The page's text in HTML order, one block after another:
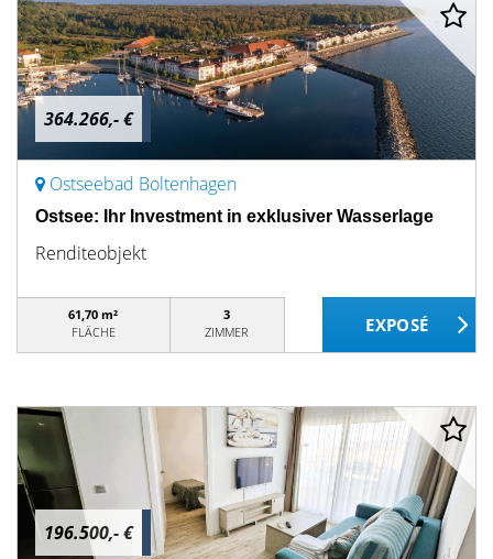
364.266,- €
Ostseebad Boltenhagen
Ostsee: Ihr Investment in exklusiver Wasserlage
Renditeobjekt
61,70 m²
FLÄCHE
3
ZIMMER
196.500,- €